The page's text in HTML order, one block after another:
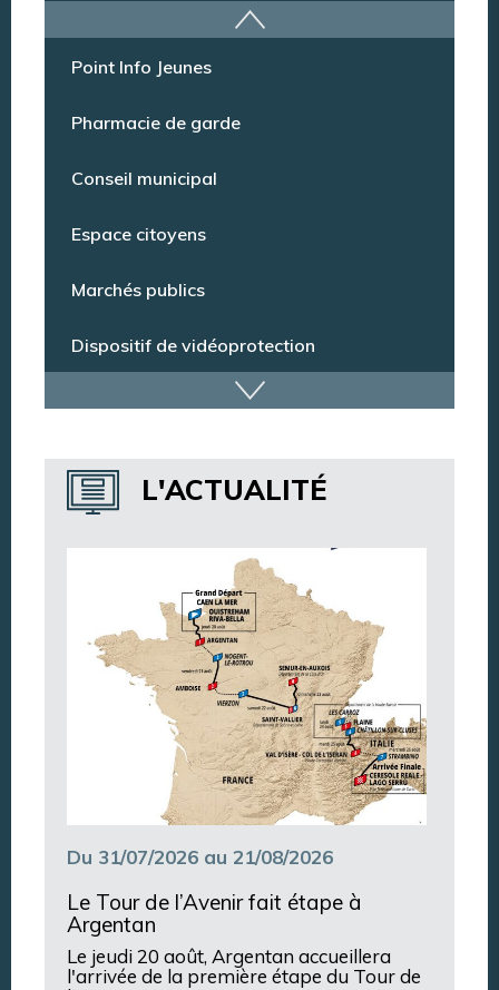
Offres d’emploi
Point Info Jeunes
Pharmacie de garde
Conseil municipal
Espace citoyens
Marchés publics
Dispositif de vidéoprotection
Annuaire des services
Annuaire des associations
Argentan Aujourd’hui
L'ACTUALITÉ
Du 31/07/2026 au 21/08/2026
Le Tour de l’Avenir fait étape à
Argentan
Le jeudi 20 août, Argentan accueillera
l'arrivée de la première étape du Tour de